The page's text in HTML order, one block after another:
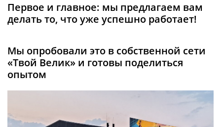
Первое и главное: мы предлагаем вам
делать то, что уже успешно работает!
Мы опробовали это в собственной сети
«Твой Велик» и готовы поделиться
опытом